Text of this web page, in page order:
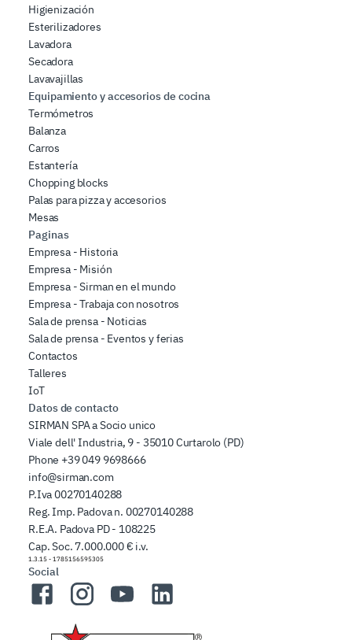
Higienización
Esterilizadores
Lavadora
Secadora
Lavavajillas
Equipamiento y accesorios de cocina
Termómetros
Balanza
Carros
Estantería
Chopping blocks
Palas para pizza y accesorios
Mesas
Paginas
Empresa - Historia
Empresa - Misión
Empresa - Sirman en el mundo
Empresa - Trabaja con nosotros
Sala de prensa - Noticias
Sala de prensa - Eventos y ferias
Contactos
Talleres
IoT
Datos de contacto
SIRMAN SPA a Socio unico
Viale dell' Industria, 9 - 35010 Curtarolo (PD)
Phone +39 049 9698666
info@sirman.com
P.Iva 00270140288
Reg. Imp. Padova n. 00270140288
R.E.A. Padova PD - 108225
Cap. Soc. 7.000.000 € i.v.
1.3.15 - 1785156595305
Social
FacebookInstagramYouTubeLinkedIn